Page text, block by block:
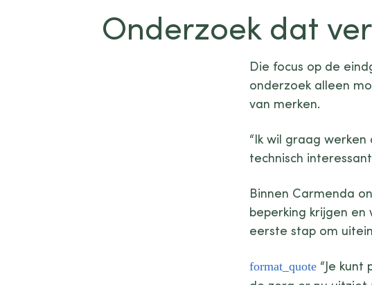
Onderzoek dat
Die focus op de
onderzoek alleen
van merken.
“Ik wil graag
technisch
Binnen Carmenda
beperking krijgen
eerste stap om
“Je kunt